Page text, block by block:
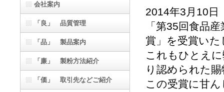
2014年3月10日
「第35回食品
賞」を受賞い
これもひとえ
り認められた
この受賞に甘
会社案内
「良」 品質管理
「品」 製品案内
「廉」 製粉方法紹介
「価」 取引先などご紹介